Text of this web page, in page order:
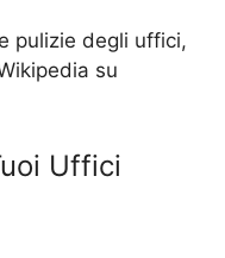
pulizie degli uffici,
su
Uffici